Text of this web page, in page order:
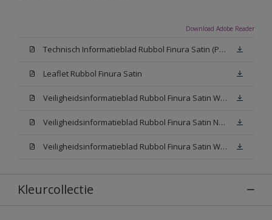
Download Adobe Reader
Technisch Informatieblad Rubbol Finura Satin (PDF)
Leaflet Rubbol Finura Satin
Veiligheidsinformatieblad Rubbol Finura Satin W05 (MSDS)
Veiligheidsinformatieblad Rubbol Finura Satin N00 (MSDS)
Veiligheidsinformatieblad Rubbol Finura Satin White (MSDS)
Kleurcollectie